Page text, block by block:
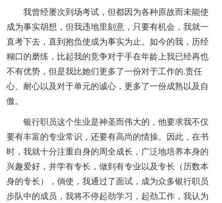
我曾经屡次到场考试，但都因为各种原故而未能使
成为事实胡想，但我违地里刻意，只要有机会，我就一
直考下去，直到抱负使成为事实为止。如今的我，历经
糊口的磨练，比起我的竞争对于手在年龄上我已经再也
不有优势，但是我比她们更多了一份对于工作的.责任
心、耐心以及对于单元的诚心，更多了一份成熟以及自
傲。
银行职员这个生业是神圣而伟大的，他要求我不仅
要有丰富的专业常识，还要有高尚的情操。因此，在书
时，我就十分注重自身的周全成长，广泛地培养本身的
兴趣爱好，并学有专长，做到有专业以及专长（历数本
身的专长），倘使，我通过了面试，成为众多银行职员
步队中的成员，我将不停起劲学习，起劲工作，我认为